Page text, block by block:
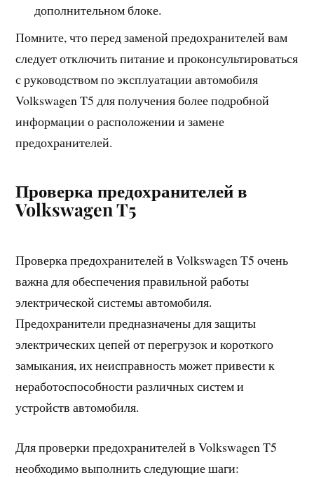
дополнительном блоке.
Помните, что перед заменой предохранителей вам
следует отключить питание и проконсультироваться
с руководством по эксплуатации автомобиля
Volkswagen T5 для получения более подробной
информации о расположении и замене
предохранителей.
Проверка предохранителей в
Volkswagen T5
Проверка предохранителей в Volkswagen T5 очень
важна для обеспечения правильной работы
электрической системы автомобиля.
Предохранители предназначены для защиты
электрических цепей от перегрузок и короткого
замыкания, их неисправность может привести к
неработоспособности различных систем и
устройств автомобиля.
Для проверки предохранителей в Volkswagen T5
необходимо выполнить следующие шаги: